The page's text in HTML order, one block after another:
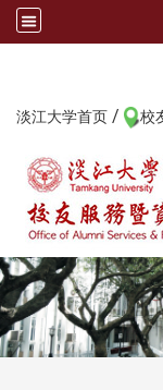
淡江大学首页 / 校